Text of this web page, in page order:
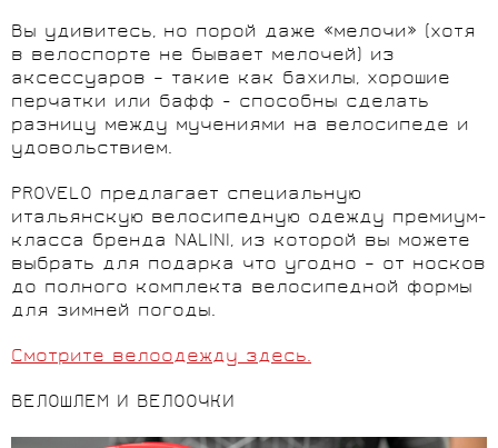
Вы удивитесь, но порой даже «мелочи» (хотя
в велоспорте не бывает мелочей) из
аксессуаров – такие как бахилы, хорошие
перчатки или бафф - способны сделать
разницу между мучениями на велосипеде и
удовольствием.
PROVELO предлагает специальную
итальянскую велосипедную одежду премиум-
класса бренда NALINI, из которой вы можете
выбрать для подарка что угодно – от носков
до полного комплекта велосипедной формы
для зимней погоды.
Смотрите велоодежду здесь.
ВЕЛОШЛЕМ И ВЕЛООЧКИ